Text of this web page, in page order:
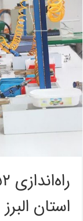
استان البرز